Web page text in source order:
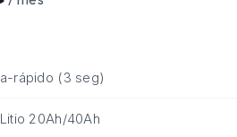
rápido (3 seg)
20Ah/40Ah